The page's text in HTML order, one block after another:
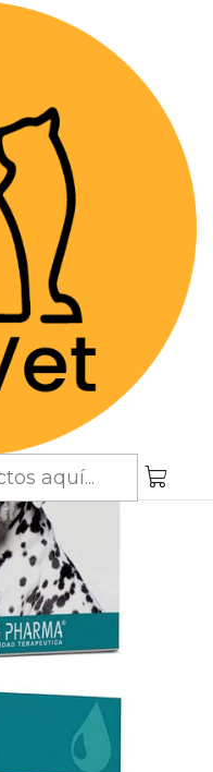
sobre
hasta Los
Antiinflamatorios